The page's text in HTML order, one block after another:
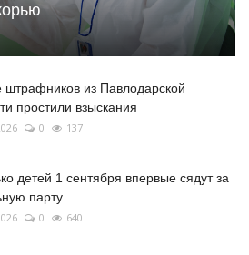
штрафников из Павлодарской
простили взыскания
0 137
детей 1 сентября впервые сядут за
парту...
0 640